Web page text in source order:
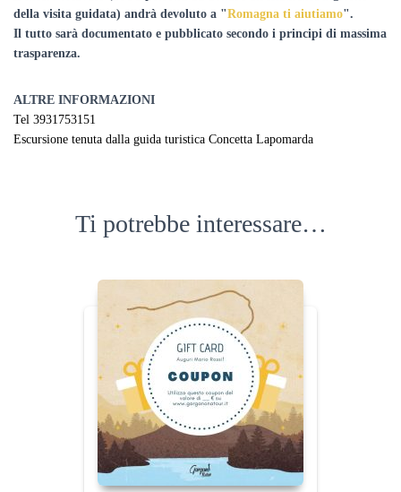
della visita guidata) andrà devoluto a "Romagna ti aiutiamo".
Il tutto sarà documentato e pubblicato secondo i principi di massima
trasparenza.
ALTRE INFORMAZIONI
Tel 3931753151
Escursione tenuta dalla guida turistica Concetta Lapomarda
Ti potrebbe interessare…